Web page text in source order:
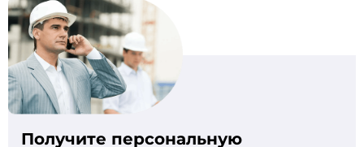
Получите персональную